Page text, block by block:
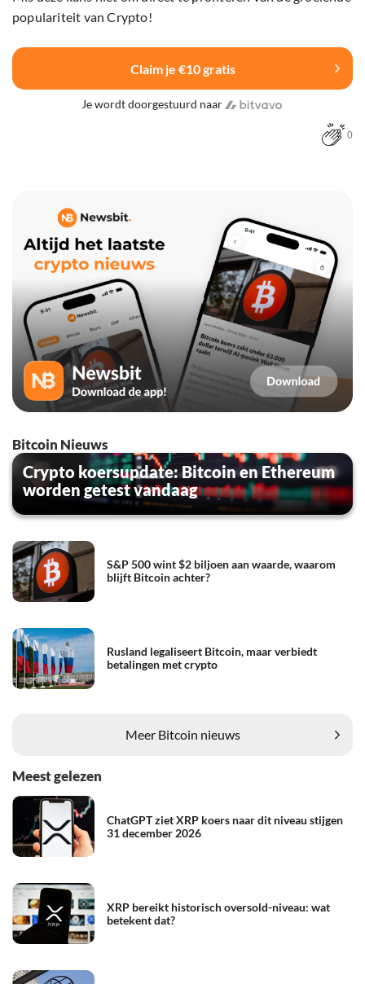
populariteit van Crypto!
Claim je €10 gratis
Je wordt doorgestuurd naar
0
Bitcoin Nieuws
Crypto koersupdate: Bitcoin en Ethereum
worden getest vandaag
S&P 500 wint $2 biljoen aan waarde, waarom
blijft Bitcoin achter?
Rusland legaliseert Bitcoin, maar verbiedt
betalingen met crypto
Meer Bitcoin nieuws
Meest gelezen
ChatGPT ziet XRP koers naar dit niveau stijgen
31 december 2026
XRP bereikt historisch oversold-niveau: wat
betekent dat?